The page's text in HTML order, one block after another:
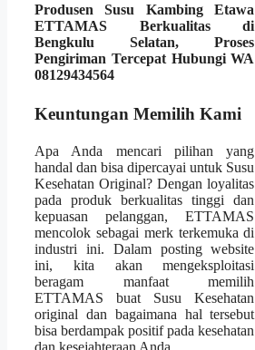
Produsen Susu Kambing Etawa
ETTAMAS Berkualitas di
Bengkulu Selatan, Proses
Pengiriman Tercepat Hubungi WA
08129434564
Keuntungan Memilih Kami
Apa Anda mencari pilihan yang
handal dan bisa dipercayai untuk Susu
Kesehatan Original? Dengan loyalitas
pada produk berkualitas tinggi dan
kepuasan pelanggan, ETTAMAS
mencolok sebagai merk terkemuka di
industri ini. Dalam posting website
ini, kita akan mengeksploitasi
beragam manfaat memilih
ETTAMAS buat Susu Kesehatan
original dan bagaimana hal tersebut
bisa berdampak positif pada kesehatan